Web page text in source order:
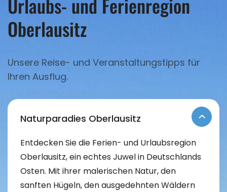
Naturparadies Oberlausitz
Entdecken Sie die Ferien- und Urlaubsregion
Oberlausitz, ein echtes Juwel in Deutschlands
Osten. Mit ihrer malerischen Natur, den
sanften Hügeln, den ausgedehnten Wäldern
Oberlausitz
Unsere Reise- und Veranstaltungstipps für
Ihren Ausflug.